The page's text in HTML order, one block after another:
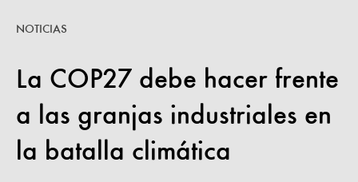
La COP27 debe hacer frente
a las granjas industriales en
la batalla climática
NOTICIAS